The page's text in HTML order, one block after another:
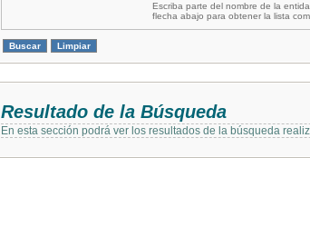
Escriba parte del nombre de la
flecha abajo para obtener la lista
Resultado de la Búsqueda
En esta sección podrá ver los resultados de la búsqueda